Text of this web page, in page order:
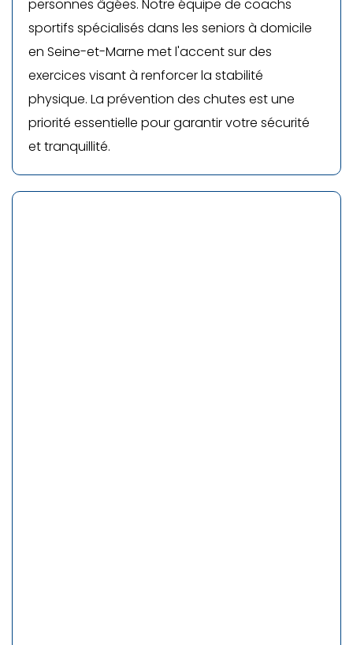
personnes âgées. Notre équipe de coachs
sportifs spécialisés dans les seniors à domicile
en Seine-et-Marne met l'accent sur des
exercices visant à renforcer la stabilité
physique. La prévention des chutes est une
priorité essentielle pour garantir votre sécurité
et tranquillité.